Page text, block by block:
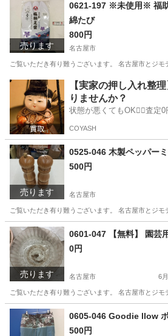
売ります
0621-197 ※未使用※ 福助足袋 はっ水加
綿たび
800円
名古屋市
ご覧いただき有り難うございます。 名古屋市とジ
愛知 名古屋市 着物 リユース
【実家の押し入れ整
りませんか？
状態が悪くてもOK🙆‍♀️査定0
COYASH
売ります
0525-046 木製ペッパー
500円
名古屋市
ご覧いただき有り難うございます。 名古屋市とジ
愛知 名古屋市 リユース
売ります
0601-047 【無料】 園芸
0円
名古屋市 6
ご覧いただき有り難うございます。 名古屋市とジ
愛知 名古屋市 0605-046 Goodie llow
500円